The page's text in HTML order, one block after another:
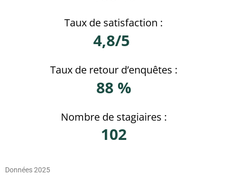
Nombre de stagiaires :
102
Taux de retour d’enquêtes :
88 %
Taux de satisfaction :
4,8/5
Données 2025